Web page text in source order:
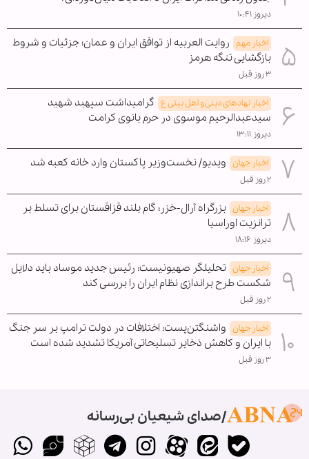
دیروز ۱۰:۴۱
اخبار مهم روایت العربیه از توافق ایران و عمان؛ جزئیات و شروط
بازگشایی تنگه هرمز
۳ روز قبل
اخبار نهادهای دینی و اهل بیتی ع گرامیداشت سپهبد شهید
سیدعبدالرحیم موسوی در حرم بانوی کرامت
دیروز ۱۳:۱۱
اخبار جهان ویدیو/ نخست‌وزیر پاکستان وارد خانه کعبه شد
۲ روز قبل
اخبار جهان بزرگراه آرال-خزر؛ گام بلند قزاقستان برای تسلط بر
ترانزیت اوراسیا
دیروز ۱۸:۱۶
اخبار جهان تحلیلگر صهیونیست: رئیس جدید موساد باید دلایل
شکست طرح براندازی نظام ایران را بررسی کند
۲ روز قبل
اخبار جهان واشنگتن‌پست: اختلافات در دولت ترامپ بر سر جنگ
با ایران و کاهش ذخایر تسلیحاتی آمریکا تشدید شده است
۳ روز قبل
صدای شیعیان بی‌رسانه